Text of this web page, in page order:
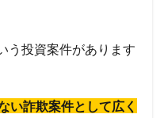
う 投資案件があります
い詐欺案件として広く